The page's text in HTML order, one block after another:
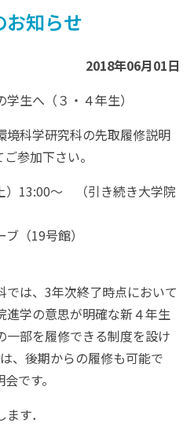
お知らせ
2018年06月01日
生へ（３・４年生）
境科学研究科の先取履修説明
参加下さい。
）13:00～ （引き続き大学院
（19号館）
では、3年次終了時点において
進学の意思が明確な新４年生
一部を履修できる制度を設け
、後期からの履修も可能で
です。
す．